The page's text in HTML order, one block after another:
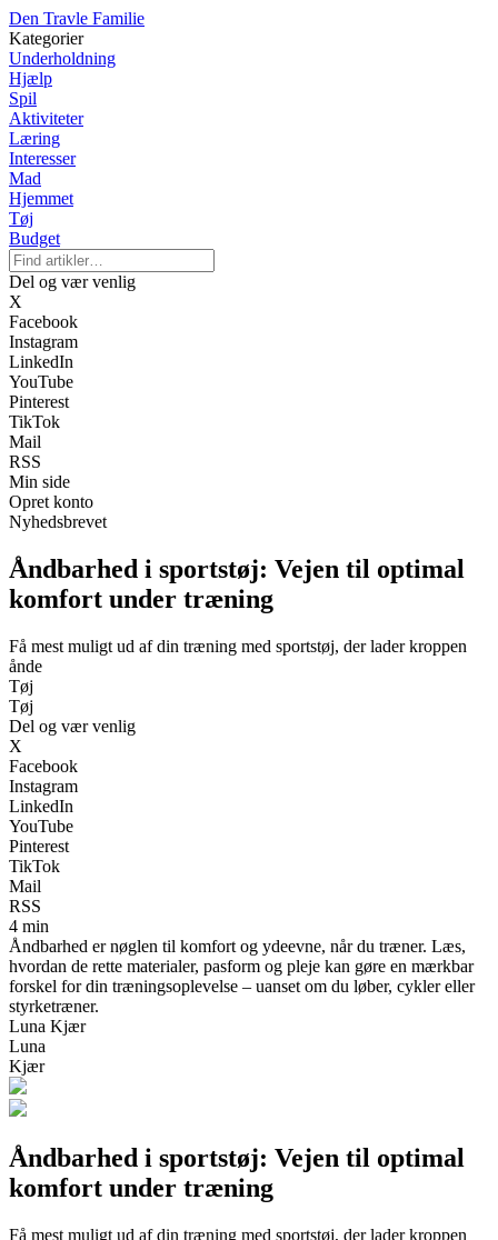
Den Travle Familie
Kategorier
Underholdning
Hjælp
Spil
Aktiviteter
Læring
Interesser
Mad
Hjemmet
Tøj
Budget
Del og vær venlig
X
Facebook
Instagram
LinkedIn
YouTube
Pinterest
TikTok
Mail
RSS
Min side
Opret konto
Nyhedsbrevet
Åndbarhed i sportstøj: Vejen til optimal
komfort under træning
Få mest muligt ud af din træning med sportstøj, der lader kroppen
ånde
Tøj
Tøj
Del og vær venlig
X
Facebook
Instagram
LinkedIn
YouTube
Pinterest
TikTok
Mail
RSS
4 min
Åndbarhed er nøglen til komfort og ydeevne, når du træner. Læs,
hvordan de rette materialer, pasform og pleje kan gøre en mærkbar
forskel for din træningsoplevelse – uanset om du løber, cykler eller
styrketræner.
Luna Kjær
Luna
Kjær
Åndbarhed i sportstøj: Vejen til optimal
komfort under træning
Få mest muligt ud af din træning med sportstøj, der lader kroppen